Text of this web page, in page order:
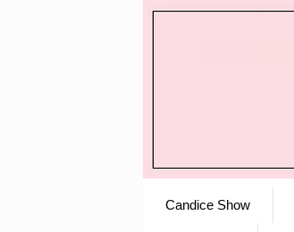
Candice Show